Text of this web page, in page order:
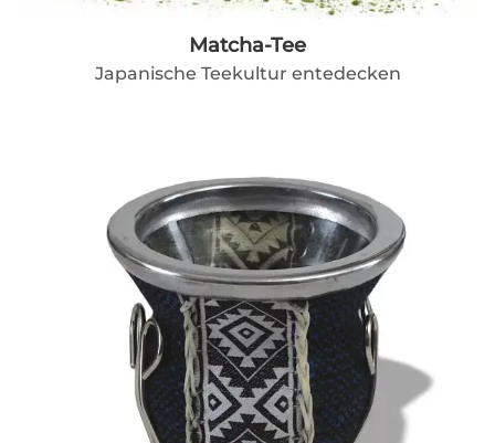
Matcha-Tee
Japanische Teekultur entedecken